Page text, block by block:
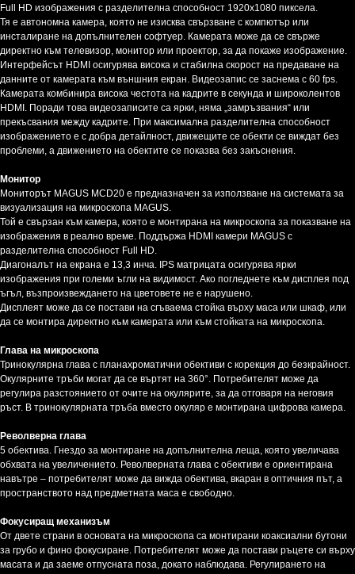
Full HD изображения с разделителна способност 1920x1080 пиксела.
Тя е автономна камера, която не изисква свързване с компютър или
инсталиране на допълнителен софтуер. Камерата може да се свърже
директно към телевизор, монитор или проектор, за да покаже изображение.
Интерфейсът HDMI осигурява висока и стабилна скорост на предаване на
данните от камерата към външния екран. Видеозапис се заснема с 60 fps.
Камерата комбинира висока честота на кадрите в секунда и широколентов
HDMI. Поради това видеозаписите са ярки, няма „замръзвания“ или
прекъсвания между кадрите. При максимална разделителна способност
изображението е с добра детайлност, движещите се обекти се виждат без
проблеми, а движението на обектите се показва без закъснения.
Монитор
Мониторът MAGUS MCD20 е предназначен за използване на системата за
визуализация на микроскопа MAGUS.
Той е свързан към камера, която е монтирана на микроскопа за показване на
изображения в реално време. Поддържа HDMI камери MAGUS с
разделителна способност Full HD.
Диагоналът на екрана е 13,3 инча. IPS матрицата осигурява ярки
изображения при големи ъгли на видимост. Ако погледнете към дисплея под
ъгъл, възпроизвеждането на цветовете не е нарушено.
Дисплеят може да се постави на сгъваема стойка върху маса или шкаф, или
да се монтира директно към камерата или към стойката на микроскопа.
Глава на микроскопа
Тринокулярна глава с планахроматични обективи с корекция до безкрайност.
Окулярните тръби могат да се въртят на 360°. Потребителят може да
регулира разстоянието от очите на окулярите, за да отговаря на неговия
ръст. В тринокулярната тръба вместо окуляр е монтирана цифрова камера.
Револверна глава
5 обектива. Гнездо за монтиране на допълнителна леща, която увеличава
обхвата на увеличението. Револверната глава с обективи е ориентирана
навътре – потребителят може да вижда обектива, вкаран в оптичния път, а
пространството над предметната маса е свободно.
Фокусиращ механизъм
От двете страни в основата на микроскопа са монтирани коаксиални бутони
за грубо и фино фокусиране. Потребителят може да постави ръцете си върху
масата и да заеме отпусната поза, докато наблюдава. Регулирането на